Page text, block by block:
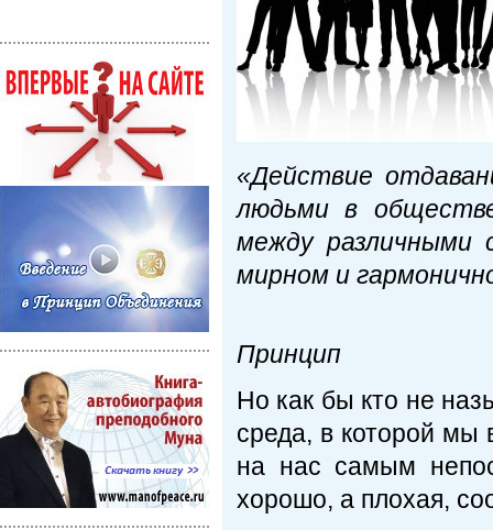
«Действие
людьми в
между различными
мирном и
Принцип
Но как бы кто не
среда, в которой мы
на нас самым
хорошо, а плохая,